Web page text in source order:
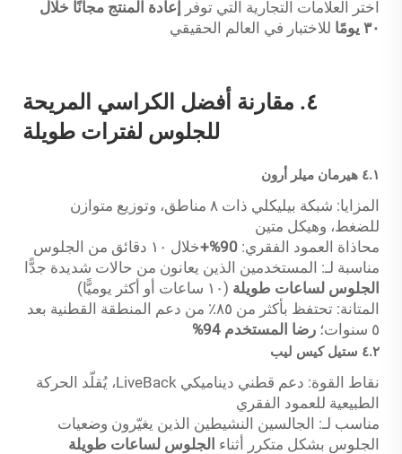
اختر العلامات التجارية التي توفر إعادة المنتج مجانًا خلال
٣٠ يومًا
للاختبار في العالم الحقيقي
٤. مقارنة أفضل الكراسي المريحة
للجلوس لفترات طويلة
٤.١ هيرمان ميلر أرون
المزايا: شبكة بيليكلي ذات ٨ مناطق، وتوزيع متوازن
للضغط، وهيكل متين
محاذاة العمود الفقري: 90%+
خلال ١٠ دقائق من الجلوس
مناسبة لـ: المستخدمين الذين يعانون من حالات شديدة جدًّا
الجلوس لساعات طويلة (١٠ ساعات أو أكثر يوميًّا)
المتانة: تحتفظ بأكثر من ٨٥٪ من دعم المنطقة القطنية بعد
٥ سنوات؛
رضا المستخدم 94%
٤.٢ ستيل كيس ليب
نقاط القوة: دعم قطني ديناميكي LiveBack، يُقلّد الحركة
الطبيعية للعمود الفقري
مناسب لـ: الجالسين النشيطين الذين يغيّرون وضعيات
الجلوس بشكل متكرر أثناء الجلوس لساعات طويلة